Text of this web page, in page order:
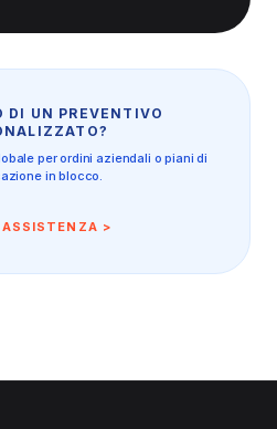
DI UN PREVENTIVO
per ordini aziendali o piani di
in blocco.
ASSISTENZA >